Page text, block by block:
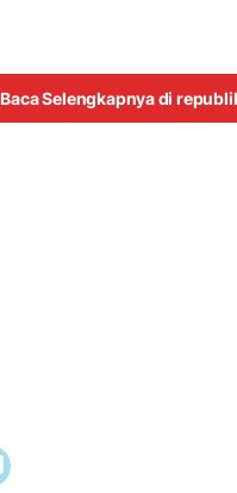
Baca Selengkapnya di